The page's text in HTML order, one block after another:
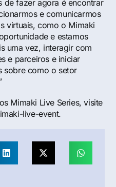
de fazer agora é encontrar
e comunicarmos
virtuais, como o Mimaki
e estamos
uma vez, interagir com
e parceiros e iniciar
sobre como o setor
Mimaki Live Series, visite
live-event.